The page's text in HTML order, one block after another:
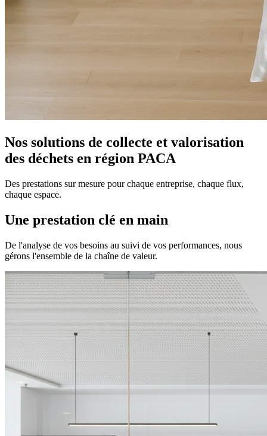
Nos solutions de collecte et valorisation
des déchets en région PACA
Des prestations sur mesure pour chaque entreprise, chaque flux,
chaque espace.
Une prestation clé en main
De l'analyse de vos besoins au suivi de vos performances, nous
gérons l'ensemble de la chaîne de valeur.